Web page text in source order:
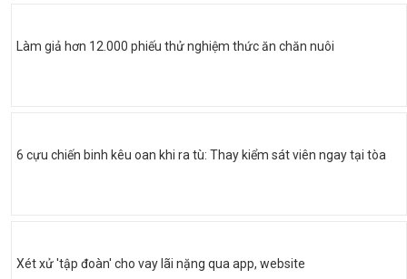
Làm giả hơn 12.000 phiếu thử nghiệm thức ăn chăn nuôi
6 cựu chiến binh kêu oan khi ra tù: Thay kiểm sát viên ngay tại tòa
Xét xử 'tập đoàn' cho vay lãi nặng qua app, website